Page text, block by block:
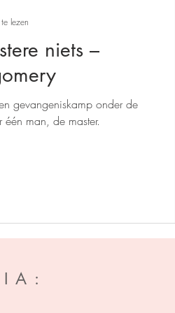
niets –
gevangeniskamp onder de
man, de master.
lezen